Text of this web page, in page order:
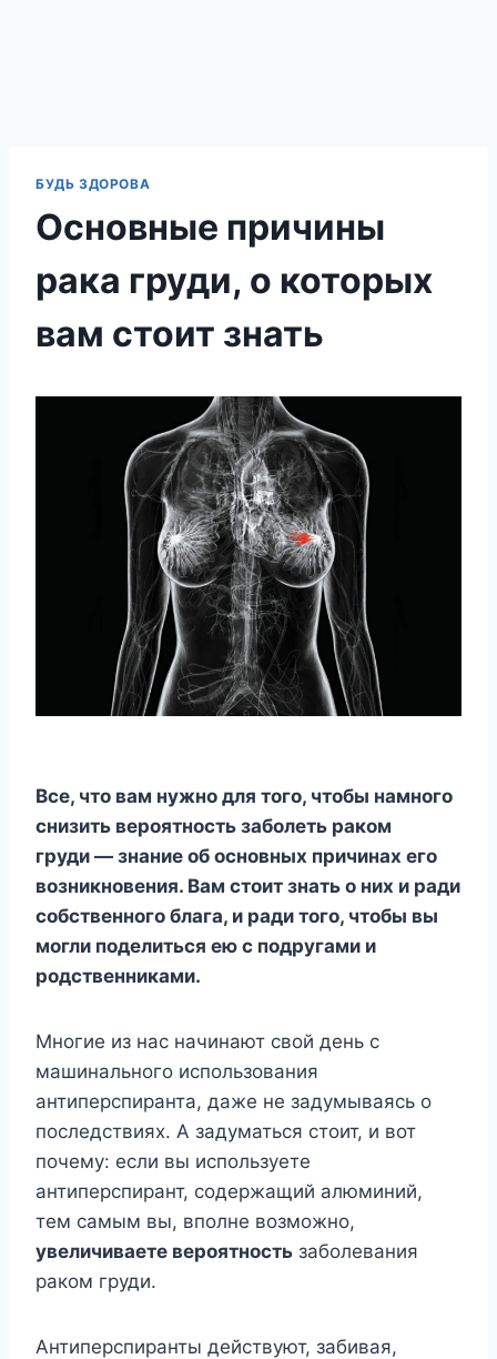
БУДЬ ЗДОРОВА
Основные причины
рака груди, о которых
вам стоит знать
Все, что вам нужно для того, чтобы намного
снизить вероятность заболеть раком
груди — знание об основных причинах его
возникновения. Вам стоит знать о них и ради
собственного блага, и ради того, чтобы вы
могли поделиться ею с подругами и
родственниками.
Многие из нас начинают свой день с
машинального использования
антиперспиранта, даже не задумываясь о
последствиях. А задуматься стоит, и вот
почему: если вы используете
антиперспирант, содержащий алюминий,
тем самым вы, вполне возможно,
увеличиваете вероятность заболевания
раком груди.
Антиперспиранты действуют, забивая,